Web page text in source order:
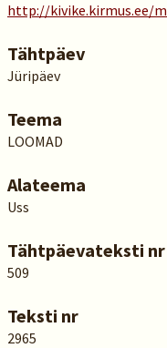
http://kivike.kirmus.ee/
Tähtpäev
Jüripäev
Teema
LOOMAD
Alateema
Uss
Tähtpäevateksti nr
509
Teksti nr
2965